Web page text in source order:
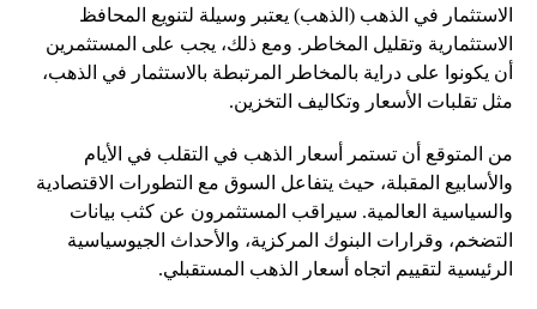
الاستثمار في الذهب (الذهب) يعتبر وسيلة لتنويع المحافظ
الاستثمارية وتقليل المخاطر. ومع ذلك، يجب على المستثمرين
أن يكونوا على دراية بالمخاطر المرتبطة بالاستثمار في الذهب،
مثل تقلبات الأسعار وتكاليف التخزين.
من المتوقع أن تستمر أسعار الذهب في التقلب في الأيام
والأسابيع المقبلة، حيث يتفاعل السوق مع التطورات الاقتصادية
والسياسية العالمية. سيراقب المستثمرون عن كثب بيانات
التضخم، وقرارات البنوك المركزية، والأحداث الجيوسياسية
الرئيسية لتقييم اتجاه أسعار الذهب المستقبلي.